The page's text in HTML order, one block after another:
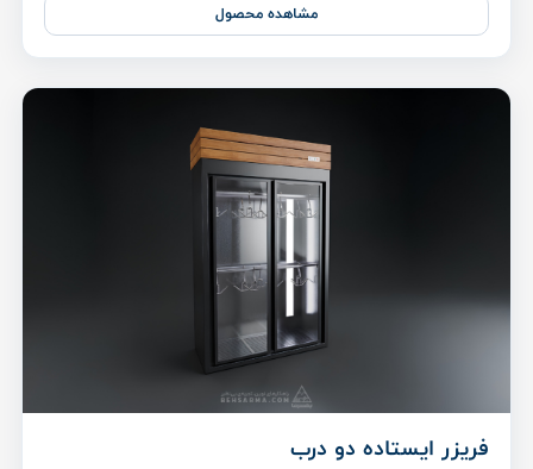
مشاهده محصول
فریزر ایستاده دو درب